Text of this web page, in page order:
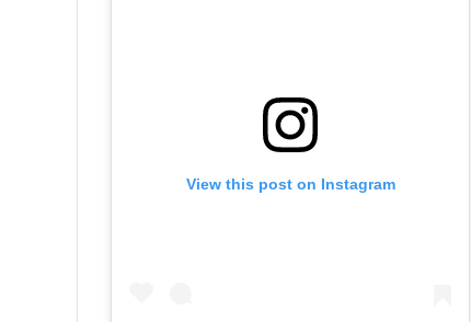
View this post on Instagram